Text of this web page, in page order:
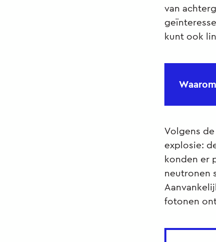
van
kunt ook
Volgens
explosie:
konden er
neutronen
fotonen